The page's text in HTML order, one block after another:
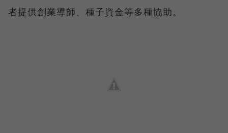
者提供創業導師、種子資金等多種協助。